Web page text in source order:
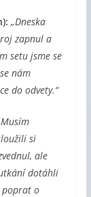
„Dneska
zapnul a
setu jsme se
nám
do odvety.“
si
ale
dotáhli
poprat o